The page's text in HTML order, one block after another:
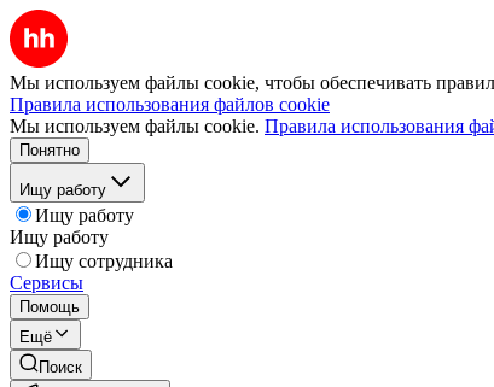
Мы используем файлы cookie, чтобы обеспечивать
Правила использования файлов cookie
Мы используем файлы cookie. Правила использования
Понятно
Ищу работу
Ищу работу
Ищу работу
Ищу сотрудника
Сервисы
Помощь
Ещё
Поиск